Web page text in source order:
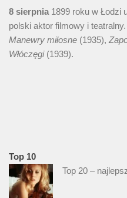
8 sierpnia 1899 roku w Łodzi
polski aktor filmowy i
Manewry miłosne (1935),
Włóczęgi(1939).
Top 10
Top 20 –